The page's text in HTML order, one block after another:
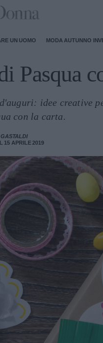
UN UOMO MODA AUTUNNO
Pasqua
idee creative
con la carta.
15 APRILE 2019